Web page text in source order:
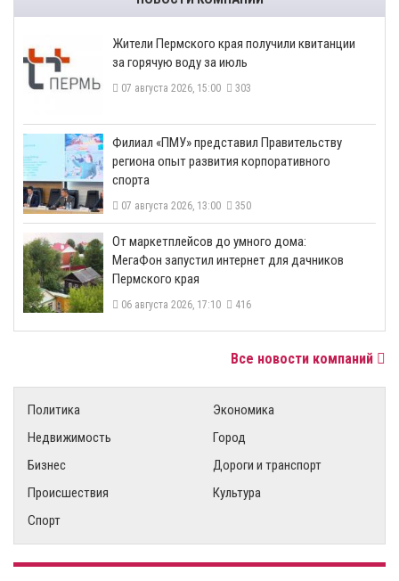
​Жители Пермского края получили квитанции
за горячую воду за июль
07 августа 2026, 15:00 303
​Филиал «ПМУ» представил Правительству
региона опыт развития корпоративного
спорта
07 августа 2026, 13:00 350
От маркетплейсов до умного дома:
МегаФон запустил интернет для дачников
Пермского края
06 августа 2026, 17:10 416
Все новости компаний
Политика
Экономика
Недвижимость
Город
Бизнес
Дороги и транспорт
Происшествия
Культура
Спорт